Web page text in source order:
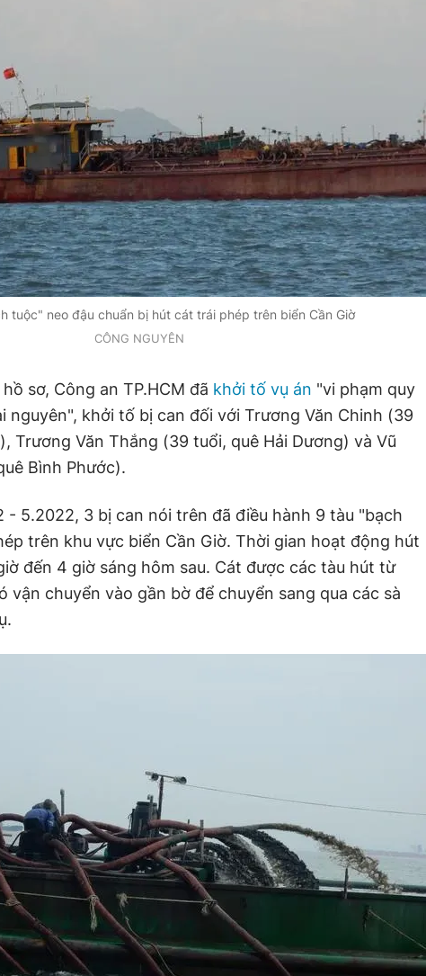
tuộc" neo đậu chuẩn bị hút cát trái phép trên biển Cần Giờ
CÔNG NGUYÊN
sơ, Công an TP.HCM đã khởi tố vụ án "vi phạm quy
nguyên", khởi tố bị can đối với Trương Văn Chinh (39
Trương Văn Thắng (39 tuổi, quê Hải Dương) và Vũ
Bình Phước).
- 5.2022, 3 bị can nói trên đã điều hành 9 tàu "bạch
trên khu vực biển Cần Giờ. Thời gian hoạt động hút
đến 4 giờ sáng hôm sau. Cát được các tàu hút từ
vận chuyển vào gần bờ để chuyển sang qua các sà